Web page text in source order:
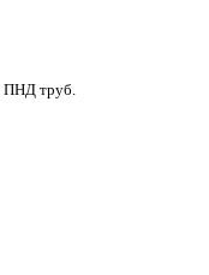
ПНД труб.